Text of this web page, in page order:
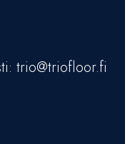
trio@triofloor.fi